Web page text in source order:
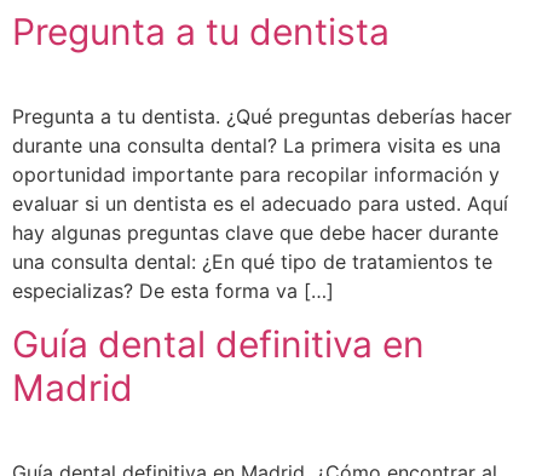
Pregunta a tu dentista
Pregunta a tu dentista. ¿Qué preguntas deberías hacer
durante una consulta dental? La primera visita es una
oportunidad importante para recopilar información y
evaluar si un dentista es el adecuado para usted. Aquí
hay algunas preguntas clave que debe hacer durante
una consulta dental: ¿En qué tipo de tratamientos te
especializas? De esta forma va […]
Guía dental definitiva en
Madrid